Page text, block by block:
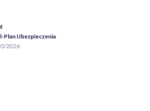
Plan Ubezpieczenia
2026